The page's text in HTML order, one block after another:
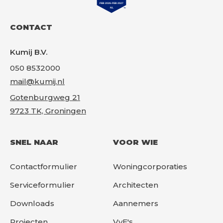
CONTACT
Kumij B.V.
050 8532000
mail@kumij.nl
Gotenburgweg 21
9723 TK, Groningen
SNEL NAAR
Contactformulier
Serviceformulier
Downloads
VOOR WIE
Woningcorporaties
Architecten
Aannemers